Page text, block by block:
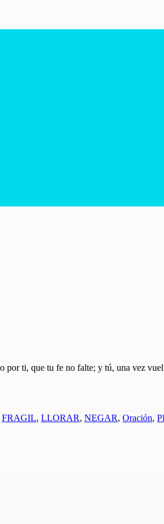
ti, que tu fe no falte; y tú, una vez
FRAGIL, LLORAR, NEGAR, Oración,